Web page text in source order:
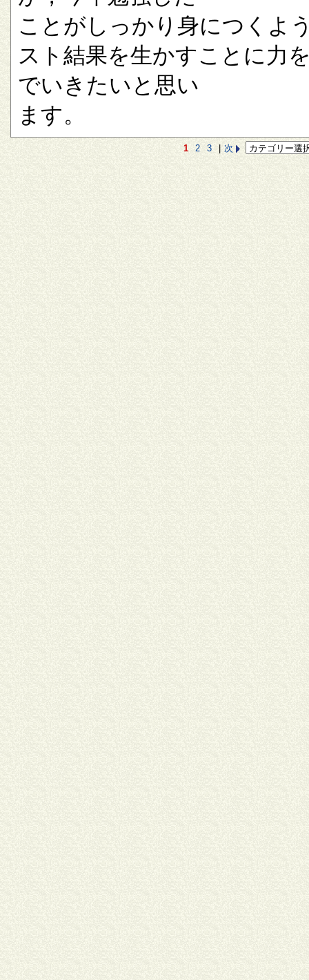
ことがしっかり身につくよ
スト結果を生かすことに力
でいきたいと思い
ます。
1 2 3 次